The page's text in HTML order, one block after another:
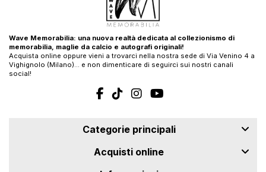
Wave Memorabilia: una nuova realtà dedicata al collezionismo di
memorabilia, maglie da calcio e autografi originali!
Acquista online oppure vieni a trovarci nella nostra sede di Via Venino 4 a
Vighignolo (Milano)… e non dimenticare di seguirci sui nostri canali
social!
Categorie principali
Acquisti online